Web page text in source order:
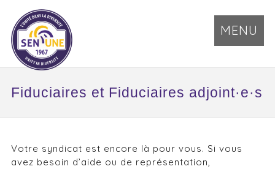
MENU
Fiduciaires et Fiduciaires adjoint·e·s
Votre syndicat est encore là pour vous. Si vous
avez besoin d’aide ou de représentation,